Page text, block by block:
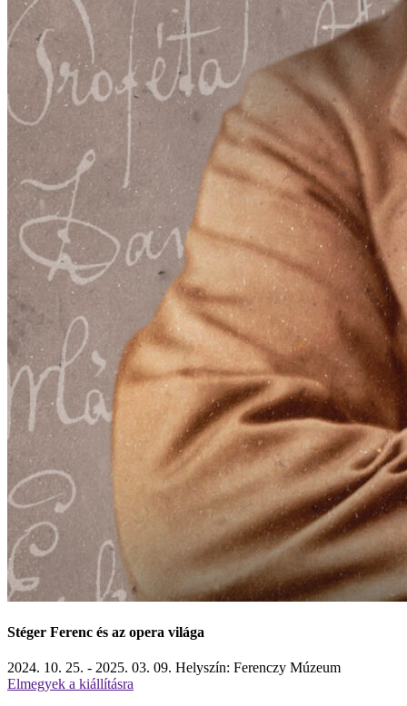
Stéger Ferenc és az opera világa
2024. 10. 25. - 2025. 03. 09. Helyszín: Ferenczy Múzeum
Elmegyek a kiállításra